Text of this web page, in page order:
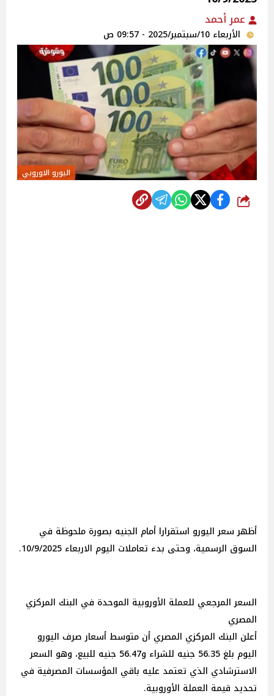
عمر أحمد
الأربعاء 10/سبتمبر/2025 - 09:57 ص
اليورو الاوروبي
شارك
أظهر سعر اليورو استقرارا أمام الجنيه بصورة ملحوظة في
السوق الرسمية، وحتى بدء تعاملات اليوم الاربعاء 10/9/2025.
السعر المرجعي للعملة الأوروبية الموحدة في البنك المركزي
المصري
أعلن البنك المركزي المصري أن متوسط أسعار صرف اليورو
اليوم بلغ 56.35 جنيه للشراء و56.47 جنيه للبيع، وهو السعر
الاسترشادي الذي تعتمد عليه باقي المؤسسات المصرفية في
تحديد قيمة العملة الأوروبية.